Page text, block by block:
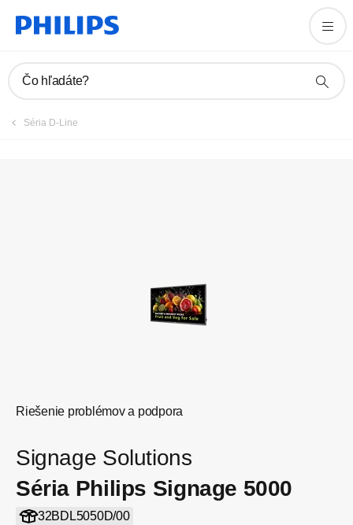
Čo hľadáte?
Séria D-Line
Riešenie problémov a podpora
Signage Solutions
Séria Philips Signage 5000
32BDL5050D/00
Zaregistrovať výrobok